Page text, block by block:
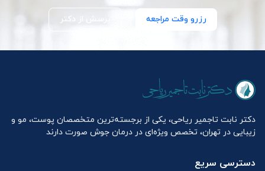
رزرو وقت مراجعه پرسش از دکتر
دکتر نابت تاجمیر ریاحی، یکی از برجسته‌ترین متخصصان پوست، مو و
زیبایی در تهران، تخصص ویژه‌ای در درمان جوش صورت دارند
دسترسی سریع